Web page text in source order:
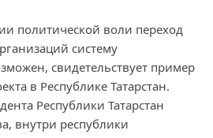
политической воли переход
систему
свидетельствует пример
в Республике Татарстан.
Республики Татарстан
внутри республики